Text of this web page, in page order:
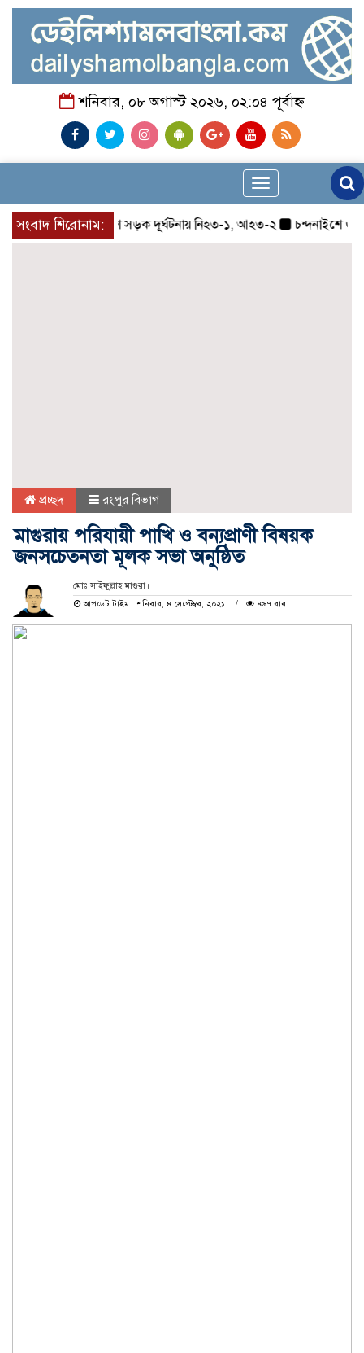
শনিবার, ০৮ অগাস্ট ২০২৬, ০২:০৪ পূর্বাহ্ন
Toggle
navigation
সংবাদ শিরোনাম:
চন্দনাইশে সড়ক দূর্ঘটনায় নিহত-১, আহত-২ চন্দনাইশে জুলাই
প্রচ্ছদ রংপুর বিভাগ
মাগুরায় পরিযায়ী পাখি ও বন্যপ্রাণী বিষয়ক
জনসচেতনতা মূলক সভা অনুষ্ঠিত
মোঃ সাইফুল্লাহ মাগুরা।
আপডেট টাইম : শনিবার, ৪ সেপ্টেম্বর, ২০২১
৪৯৭ বার